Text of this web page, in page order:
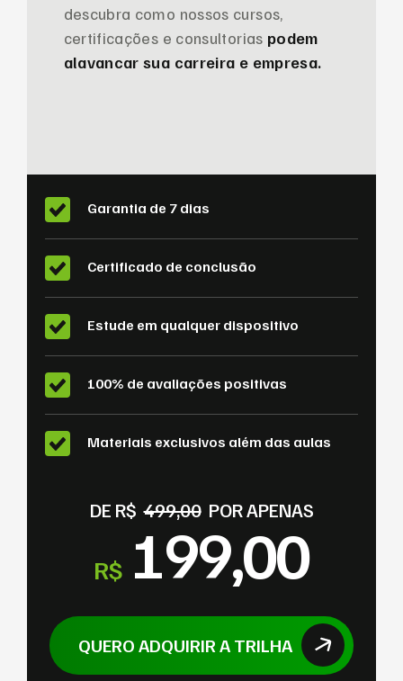
descubra como nossos cursos,
certificações e consultorias podem
alavancar sua carreira e empresa.
Garantia de 7 dias
Certificado de conclusão
Estude em qualquer dispositivo
100% de avaliações positivas
Materiais exclusivos além das aulas
DE R$499,00POR APENAS
R$ 199,00
QUERO ADQUIRIR A TRILHA